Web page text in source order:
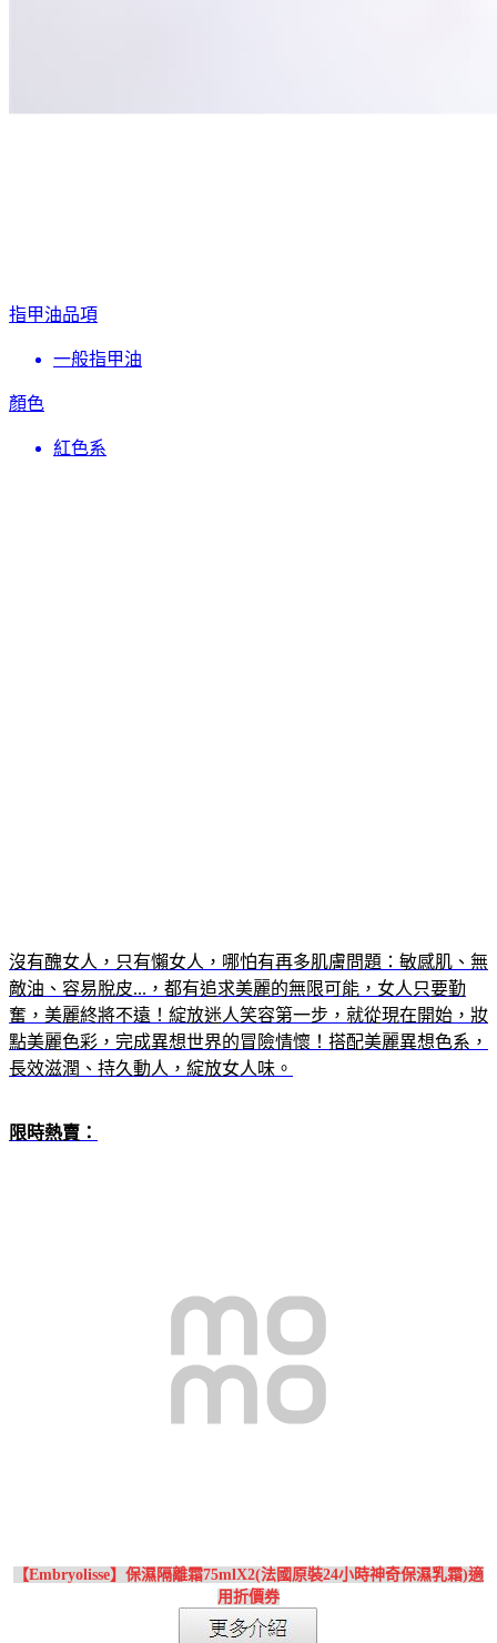
指甲油品項
一般指甲油
顏色
紅色系
沒有醜女人，只有懶女人，哪怕有再多肌膚問題：敏感肌、無
敵油、容易脫皮...，都有追求美麗的無限可能，女人只要勤
奮，美麗終將不遠！綻放迷人笑容第一步，就從現在開始，妝
點美麗色彩，完成異想世界的冒險情懷！搭配美麗異想色系，
長效滋潤、持久動人，綻放女人味。
限時熱賣：
【Embryolisse】保濕隔離霜75mlX2(法國原裝24小時神奇保濕乳霜)適
用折價券